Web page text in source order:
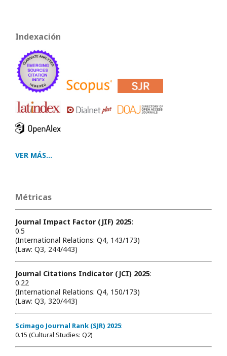
Indexación
VER MÁS...
Métricas
Journal Impact Factor (JIF) 2025:
0.5
(International Relations: Q4, 143/173)
(Law: Q3, 244/443)
Journal Citations Indicator (JCI) 2025:
0.22
(International Relations: Q4, 150/173)
(Law: Q3, 320/443)
Scimago Journal Rank (SJR) 2025:
0.15 (Cultural Studies: Q2)